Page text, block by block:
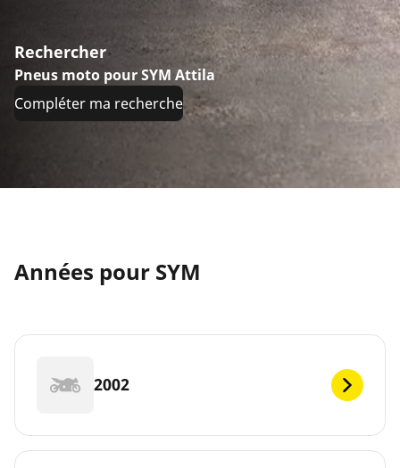
Rechercher
Pneus moto pour SYM Attila
Compléter ma recherche
Années pour SYM
2002